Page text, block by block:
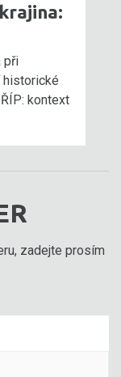
při
kontext
zadejte prosím